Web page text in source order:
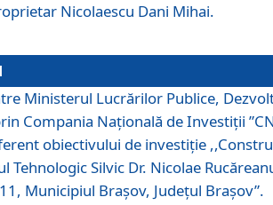
Nicolaescu Dani Mihai.
Ministerul Lucrărilor Publice,
Compania Naţională de Investiţii
obiectivului de investiţie
Tehnologic Silvic Dr. Nicolae
Municipiul Brașov, Județul Brașov”.